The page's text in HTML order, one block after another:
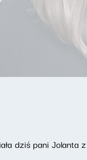
dziś pani Jolanta